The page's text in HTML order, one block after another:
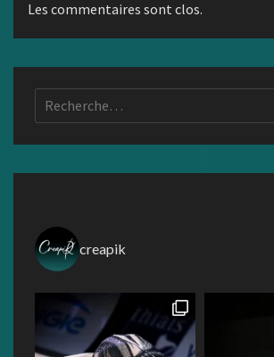
Les commentaires sont clos.
Rechercher :
creapik